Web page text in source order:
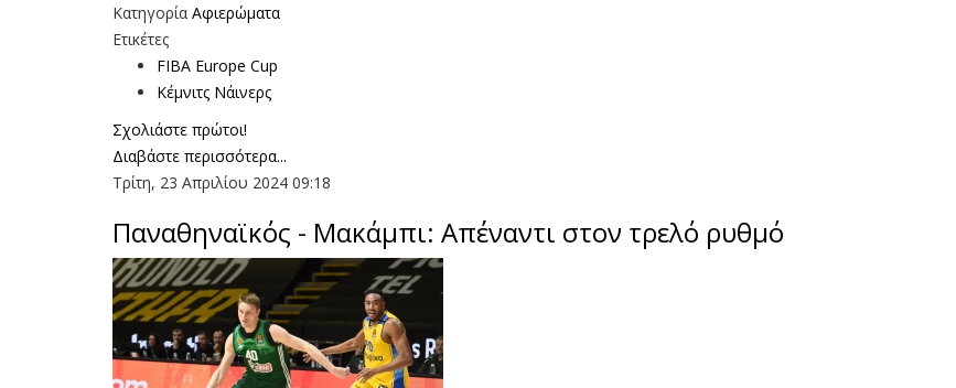
Κατηγορία Αφιερώματα
Ετικέτες
FIBA Europe Cup
Κέμνιτς Νάινερς
Σχολιάστε πρώτοι!
Διαβάστε περισσότερα...
Τρίτη, 23 Απριλίου 2024 09:18
Παναθηναϊκός - Μακάμπι: Απέναντι στον τρελό ρυθμό